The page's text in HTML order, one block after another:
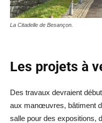
La Citadelle de Besançon.
Les projets à
Des travaux devraient
aux manœuvres, bâtiment
salle pour des expositions,